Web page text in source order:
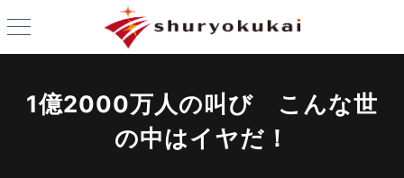
1億2000万人の叫び こんな世
の中はイヤだ！